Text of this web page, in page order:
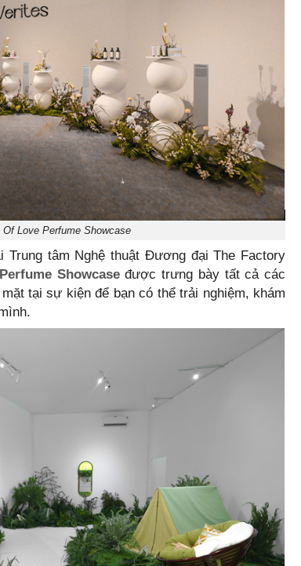
Love Perfume Showcase
Trung tâm Nghệ thuật Đương đại The Factory
Showcaseđược trưng bày tất cả các
tại sự kiện để bạn có thể trải nghiệm, khám